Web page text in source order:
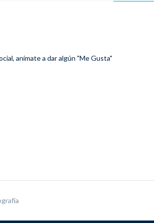
anímate a dar algún "Me Gusta"